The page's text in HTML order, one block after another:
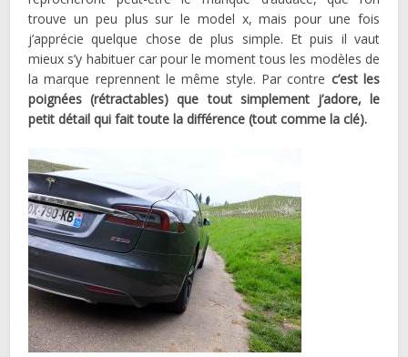
trouve un peu plus sur le model x, mais pour une fois
j’apprécie quelque chose de plus simple. Et puis il vaut
mieux s’y habituer car pour le moment tous les modèles de
la marque reprennent le même style. Par contre c’est les
poignées (rétractables) que tout simplement j’adore, le
petit détail qui fait toute la différence (tout comme la clé).